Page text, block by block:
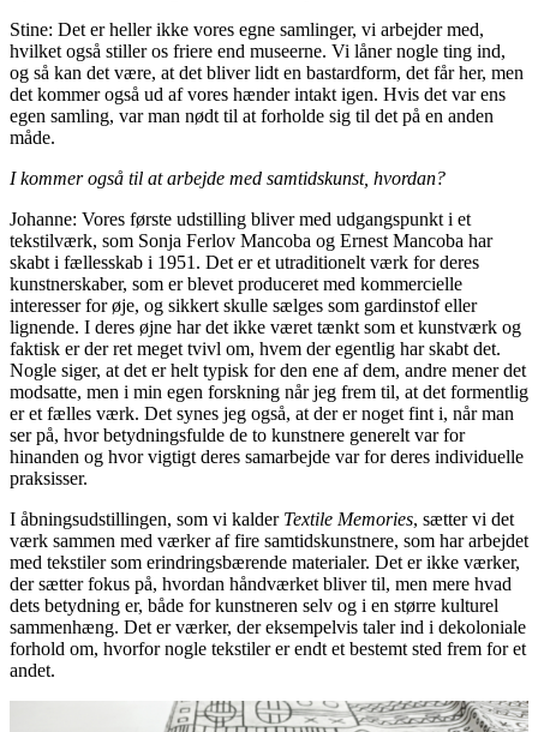
Stine: Det er heller ikke vores egne samlinger, vi arbejder med,
hvilket også stiller os friere end museerne. Vi låner nogle ting ind,
og så kan det være, at det bliver lidt en bastardform, det får her, men
det kommer også ud af vores hænder intakt igen. Hvis det var ens
egen samling, var man nødt til at forholde sig til det på en anden
måde.
I kommer også til at arbejde med samtidskunst, hvordan?
Johanne: Vores første udstilling bliver med udgangspunkt i et
tekstilværk, som Sonja Ferlov Mancoba og Ernest Mancoba har
skabt i fællesskab i 1951. Det er et utraditionelt værk for deres
kunstnerskaber, som er blevet produceret med kommercielle
interesser for øje, og sikkert skulle sælges som gardinstof eller
lignende. I deres øjne har det ikke været tænkt som et kunstværk og
faktisk er der ret meget tvivl om, hvem der egentlig har skabt det.
Nogle siger, at det er helt typisk for den ene af dem, andre mener det
modsatte, men i min egen forskning når jeg frem til, at det formentlig
er et fælles værk. Det synes jeg også, at der er noget fint i, når man
ser på, hvor betydningsfulde de to kunstnere generelt var for
hinanden og hvor vigtigt deres samarbejde var for deres individuelle
praksisser.
I åbningsudstillingen, som vi kalder Textile Memories, sætter vi det
værk sammen med værker af fire samtidskunstnere, som har arbejdet
med tekstiler som erindringsbærende materialer. Det er ikke værker,
der sætter fokus på, hvordan håndværket bliver til, men mere hvad
dets betydning er, både for kunstneren selv og i en større kulturel
sammenhæng. Det er værker, der eksempelvis taler ind i dekoloniale
forhold om, hvorfor nogle tekstiler er endt et bestemt sted frem for et
andet.